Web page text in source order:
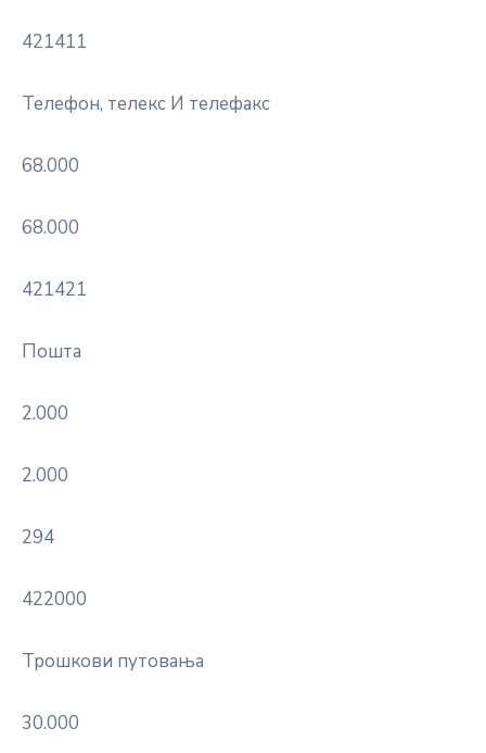
421411
Телефон, телекс И телефакс
68.000
68.000
421421
Пошта
2.000
2.000
294
422000
Трошкови путовања
30.000